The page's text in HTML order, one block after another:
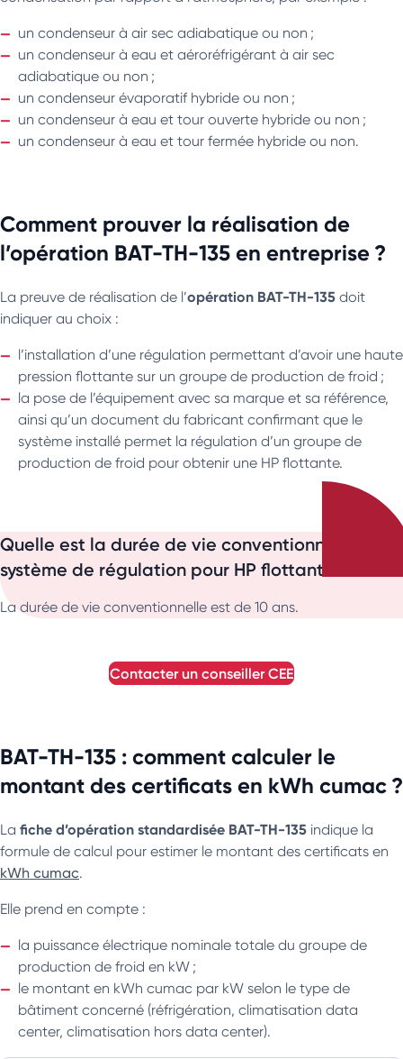
un condenseur à air sec adiabatique ou non ;
un condenseur à eau et aéroréfrigérant à air sec
adiabatique ou non ;
un condenseur évaporatif hybride ou non ;
un condenseur à eau et tour ouverte hybride ou non ;
un condenseur à eau et tour fermée hybride ou non.
Comment prouver la réalisation de
l’opération BAT-TH-135 en entreprise ?
La preuve de réalisation de l’opération BAT-TH-135 doit
indiquer au choix :
l’installation d’une régulation permettant d’avoir une haute
pression flottante sur un groupe de production de froid ;
la pose de l’équipement avec sa marque et sa référence,
ainsi qu’un document du fabricant confirmant que le
système installé permet la régulation d’un groupe de
production de froid pour obtenir une HP flottante.
Quelle est la durée de vie conventionnelle d’un
système de régulation pour HP flottante ?
La durée de vie conventionnelle est de 10 ans.
contacter un conseillerCEE
BAT-TH-135 : comment calculer le
montant des certificats en kWh cumac ?
La fiche d’opération standardisée BAT-TH-135 indique la
formule de calcul pour estimer le montant des certificats en
kWh cumac.
Elle prend en compte :
la puissance électrique nominale totale du groupe de
production de froid en kW ;
le montant en kWh cumac par kW selon le type de
bâtiment concerné (réfrigération, climatisation data
center, climatisation hors data center).